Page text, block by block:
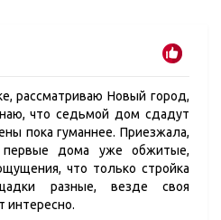
рассматриваю Новый город,
что седьмой дом сдадут
пока гуманнее. Приезжала,
первые дома уже обжитые,
что только стройка
разные, везде своя
интересно.